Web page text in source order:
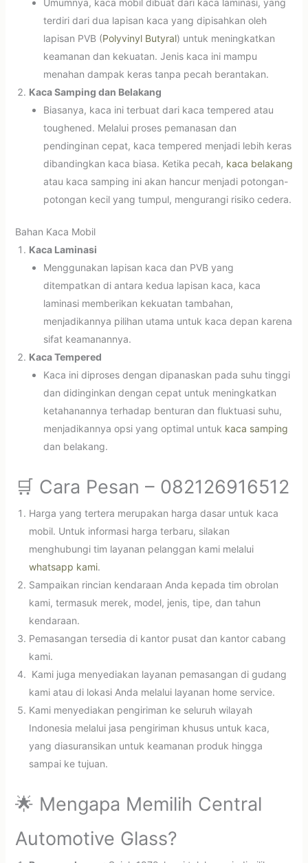
Umumnya, kaca mobil dibuat dari kaca laminasi, yang
terdiri dari dua lapisan kaca yang dipisahkan oleh
lapisan PVB (Polyvinyl Butyral) untuk meningkatkan
keamanan dan kekuatan. Jenis kaca ini mampu
menahan dampak keras tanpa pecah berantakan.
Kaca Samping dan Belakang
Biasanya, kaca ini terbuat dari kaca tempered atau
toughened. Melalui proses pemanasan dan
pendinginan cepat, kaca tempered menjadi lebih keras
dibandingkan kaca biasa. Ketika pecah, kaca belakang
atau kaca samping ini akan hancur menjadi potongan-
potongan kecil yang tumpul, mengurangi risiko cedera.
Bahan Kaca Mobil
Kaca Laminasi
Menggunakan lapisan kaca dan PVB yang
ditempatkan di antara kedua lapisan kaca, kaca
laminasi memberikan kekuatan tambahan,
menjadikannya pilihan utama untuk kaca depan karena
sifat keamanannya.
Kaca Tempered
Kaca ini diproses dengan dipanaskan pada suhu tinggi
dan didinginkan dengan cepat untuk meningkatkan
ketahanannya terhadap benturan dan fluktuasi suhu,
menjadikannya opsi yang optimal untuk kaca samping
dan belakang.
🛒 Cara Pesan – 082126916512
Harga yang tertera merupakan harga dasar untuk kaca
mobil. Untuk informasi harga terbaru, silakan
menghubungi tim layanan pelanggan kami melalui
whatsapp kami.
Sampaikan rincian kendaraan Anda kepada tim obrolan
kami, termasuk merek, model, jenis, tipe, dan tahun
kendaraan.
Pemasangan tersedia di kantor pusat dan kantor cabang
kami.
Kami juga menyediakan layanan pemasangan di gudang
kami atau di lokasi Anda melalui layanan home service.
Kami menyediakan pengiriman ke seluruh wilayah
Indonesia melalui jasa pengiriman khusus untuk kaca,
yang diasuransikan untuk keamanan produk hingga
sampai ke tujuan.
🌟 Mengapa Memilih Central
Automotive Glass?